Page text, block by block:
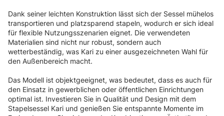
Dank seiner leichten Konstruktion lässt sich der Sessel mühelos
transportieren und platzsparend stapeln, wodurch er sich ideal
für flexible Nutzungsszenarien eignet. Die verwendeten
Materialien sind nicht nur robust, sondern auch
wetterbeständig, was Kari zu einer ausgezeichneten Wahl für
den Außenbereich macht.
Das Modell ist objektgeeignet, was bedeutet, dass es auch für
den Einsatz in gewerblichen oder öffentlichen Einrichtungen
optimal ist. Investieren Sie in Qualität und Design mit dem
Stapelsessel Kari und genießen Sie entspannte Momente im